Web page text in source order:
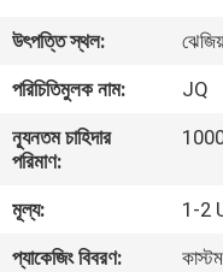
আমাদের
সম্পর্কে
কারখানা
ভ্রমণ
উৎপত্তি স্থল:
পরিচিতিমুলক নাম:
JQ
ন্যূনতম চাহিদার
পরিমাণ:
মূল্য:
1-2
প্যাকেজিং বিবরণ: